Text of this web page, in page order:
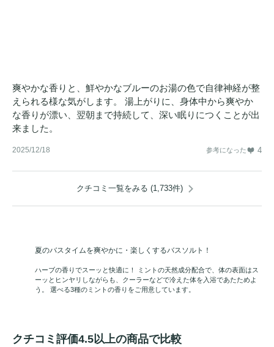
爽やかな香りと、鮮やかなブルーのお湯の色で自律神経が整
えられる様な気がします。 湯上がりに、身体中から爽やか
な香りが漂い、翌朝まで持続して、深い眠りにつくことが出
来ました。
2025/12/18 参考になった 4
クチコミ一覧をみる (1,733件)
夏のバスタイムを爽やかに・楽しくするバスソルト！
ハーブの香りでスーッと快適に！ ミントの天然成分配合で、体の表面はス
ーッとヒンヤリしながらも、クーラーなどで冷えた体を入浴であたためよ
う。 選べる3種のミントの香りをご用意しています。
クチコミ評価4.5以上の商品で比較